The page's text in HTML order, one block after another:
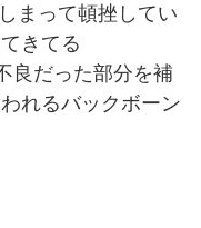
まって頓挫してい
きてる
良だった部分を補
れるバックボーン